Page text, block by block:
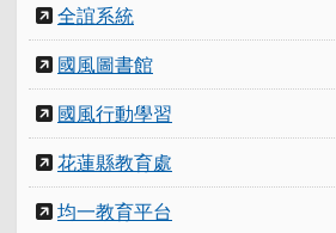
全誼系統
國風圖書館
國風行動學習
花蓮縣教育處
均一教育平台